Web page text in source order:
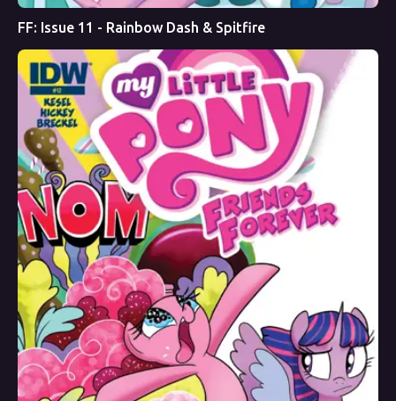
FF: Issue 11 - Rainbow Dash & Spitfire